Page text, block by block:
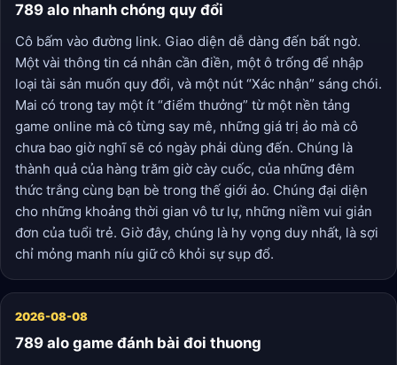
789 alo nhanh chóng quy đổi
Cô bấm vào đường link. Giao diện dễ dàng đến bất ngờ.
Một vài thông tin cá nhân cần điền, một ô trống để nhập
loại tài sản muốn quy đổi, và một nút “Xác nhận” sáng chói.
Mai có trong tay một ít “điểm thưởng” từ một nền tảng
game online mà cô từng say mê, những giá trị ảo mà cô
chưa bao giờ nghĩ sẽ có ngày phải dùng đến. Chúng là
thành quả của hàng trăm giờ cày cuốc, của những đêm
thức trắng cùng bạn bè trong thế giới ảo. Chúng đại diện
cho những khoảng thời gian vô tư lự, những niềm vui giản
đơn của tuổi trẻ. Giờ đây, chúng là hy vọng duy nhất, là sợi
chỉ mỏng manh níu giữ cô khỏi sự sụp đổ.
2026-08-08
789 alo game đánh bài đoi thuong